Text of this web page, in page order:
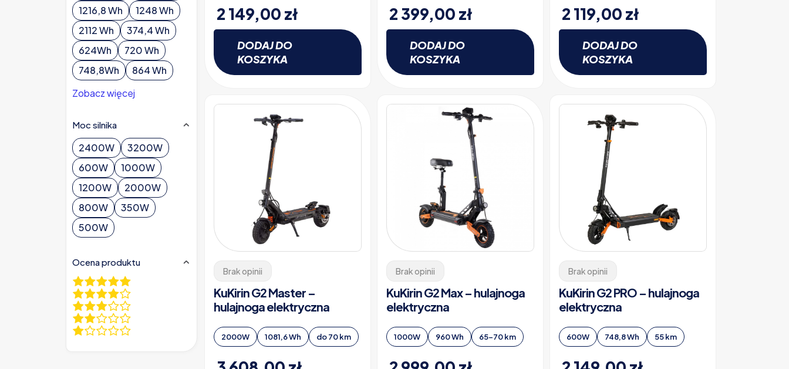
1216,8 Wh
1248 Wh
2112 Wh
374,4 Wh
624Wh
720 Wh
748,8Wh
864 Wh
Zobacz więcej
Moc silnika
2400W
3200W
600W
1000W
1200W
2000W
800W
350W
500W
Ocena produktu
2 149,00 zł
DODAJ DO
KOSZYKA
2 399,00 zł
DODAJ DO
KOSZYKA
2 119,00 zł
DODAJ DO
KOSZYKA
Brak opinii
KuKirin G2 Master –
hulajnoga elektryczna
2000W 1081,6 Wh do 70 km
Brak opinii
KuKirin G2 Max – hulajnoga
elektryczna
1000W 960 Wh 65-70 km
Brak opinii
KuKirin G2 PRO – hulajnoga
elektryczna
600W 748,8 Wh 55 km